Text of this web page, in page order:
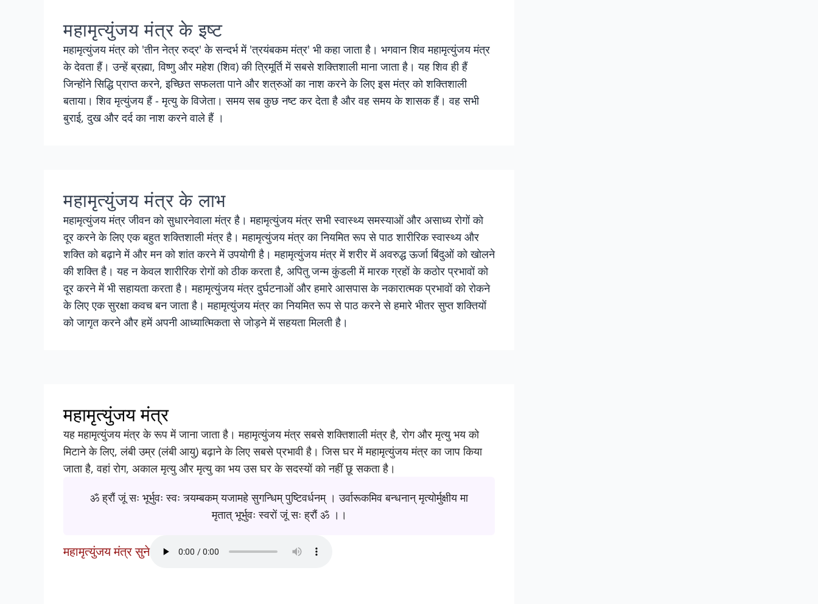
महामृत्युंजय मंत्र के इष्ट
महामृत्युंजय मंत्र को 'तीन नेत्र रुद्र' के सन्दर्भ में 'त्रयंबकम मंत्र' भी कहा जाता है। भगवान शिव महामृत्युंजय मंत्र
के देवता हैं। उन्हें ब्रह्मा, विष्णु और महेश (शिव) की त्रिमूर्ति में सबसे शक्तिशाली माना जाता है। यह शिव ही हैं
जिन्होंने सिद्धि प्राप्त करने, इच्छित सफलता पाने और शत्रुओं का नाश करने के लिए इस मंत्र को शक्तिशाली
बताया। शिव मृत्युंजय हैं - मृत्यु के विजेता। समय सब कुछ नष्ट कर देता है और वह समय के शासक हैं। वह सभी
बुराई, दुख और दर्द का नाश करने वाले हैं ।
महामृत्युंजय मंत्र के लाभ
महामृत्युंजय मंत्र जीवन को सुधारनेवाला मंत्र है। महामृत्युंजय मंत्र सभी स्वास्थ्य समस्याओं और असाध्य रोगों को
दूर करने के लिए एक बहुत शक्तिशाली मंत्र है। महामृत्युंजय मंत्र का नियमित रूप से पाठ शारीरिक स्वास्थ्य और
शक्ति को बढ़ाने में और मन को शांत करने में उपयोगी है। महामृत्युंजय मंत्र में शरीर में अवरुद्ध ऊर्जा बिंदुओं को खोलने
की शक्ति है। यह न केवल शारीरिक रोगों को ठीक करता है, अपितु जन्म कुंडली में मारक ग्रहों के कठोर प्रभावों को
दूर करने में भी सहायता करता है। महामृत्युंजय मंत्र दुर्घटनाओं और हमारे आसपास के नकारात्मक प्रभावों को रोकने
के लिए एक सुरक्षा कवच बन जाता है। महामृत्युंजय मंत्र का नियमित रूप से पाठ करने से हमारे भीतर सुप्त शक्तियों
को जागृत करने और हमें अपनी आध्यात्मिकता से जोड़ने में सहयता मिलती है।
महामृत्युंजय मंत्र
यह महामृत्युंजय मंत्र के रूप में जाना जाता है। महामृत्युंजय मंत्र सबसे शक्तिशाली मंत्र है, रोग और मृत्यु भय को
मिटाने के लिए, लंबी उम्र (लंबी आयु) बढ़ाने के लिए सबसे प्रभावी है। जिस घर में महामृत्युंजय मंत्र का जाप किया
जाता है, वहां रोग, अकाल मृत्यु और मृत्यु का भय उस घर के सदस्यों को नहीं छू सकता है।
ॐ ह्रौं जूं सः भूर्भुवः स्वः त्र्यम्बकम् यजामहे सुगन्धिम् पुष्टिवर्धनम् । उर्वारूकमिव बन्धनान् मृत्योर्मुक्षीय मा
मृतात् भूर्भुवः स्वरों जूं सः ह्रौं ॐ ।।
महामृत्युंजय मंत्र सुने